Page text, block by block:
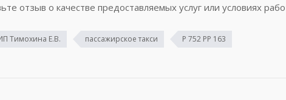
отзыв о качестве предоставляемых услуг или условиях
Тимохина Е.В. пассажирское такси Р 752 РР 163